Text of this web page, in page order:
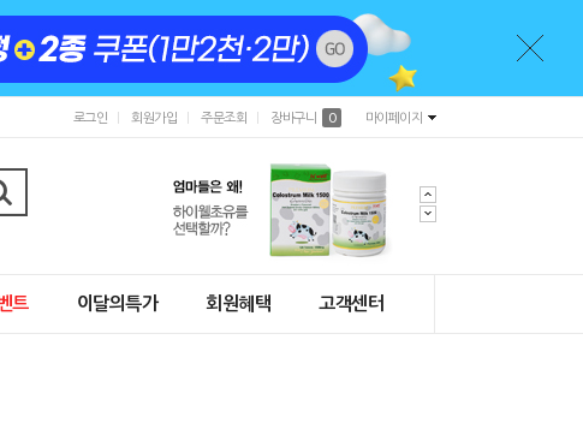
로그인 회원가입 주문조회 장바구니 0 마이페이지
트 이달의특가 회원혜택 고객센터